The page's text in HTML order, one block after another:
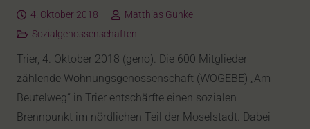
4. Oktober 2018
Matthias Günkel
Sozialgenossenschaften
Trier, 4. Oktober 2018 (geno). Die 600 Mitglieder
zählende Wohnungsgenossenschaft (WOGEBE) „Am
Beutelweg“ in Trier entschärfte einen sozialen
Brennpunkt im nördlichen Teil der Moselstadt. Dabei